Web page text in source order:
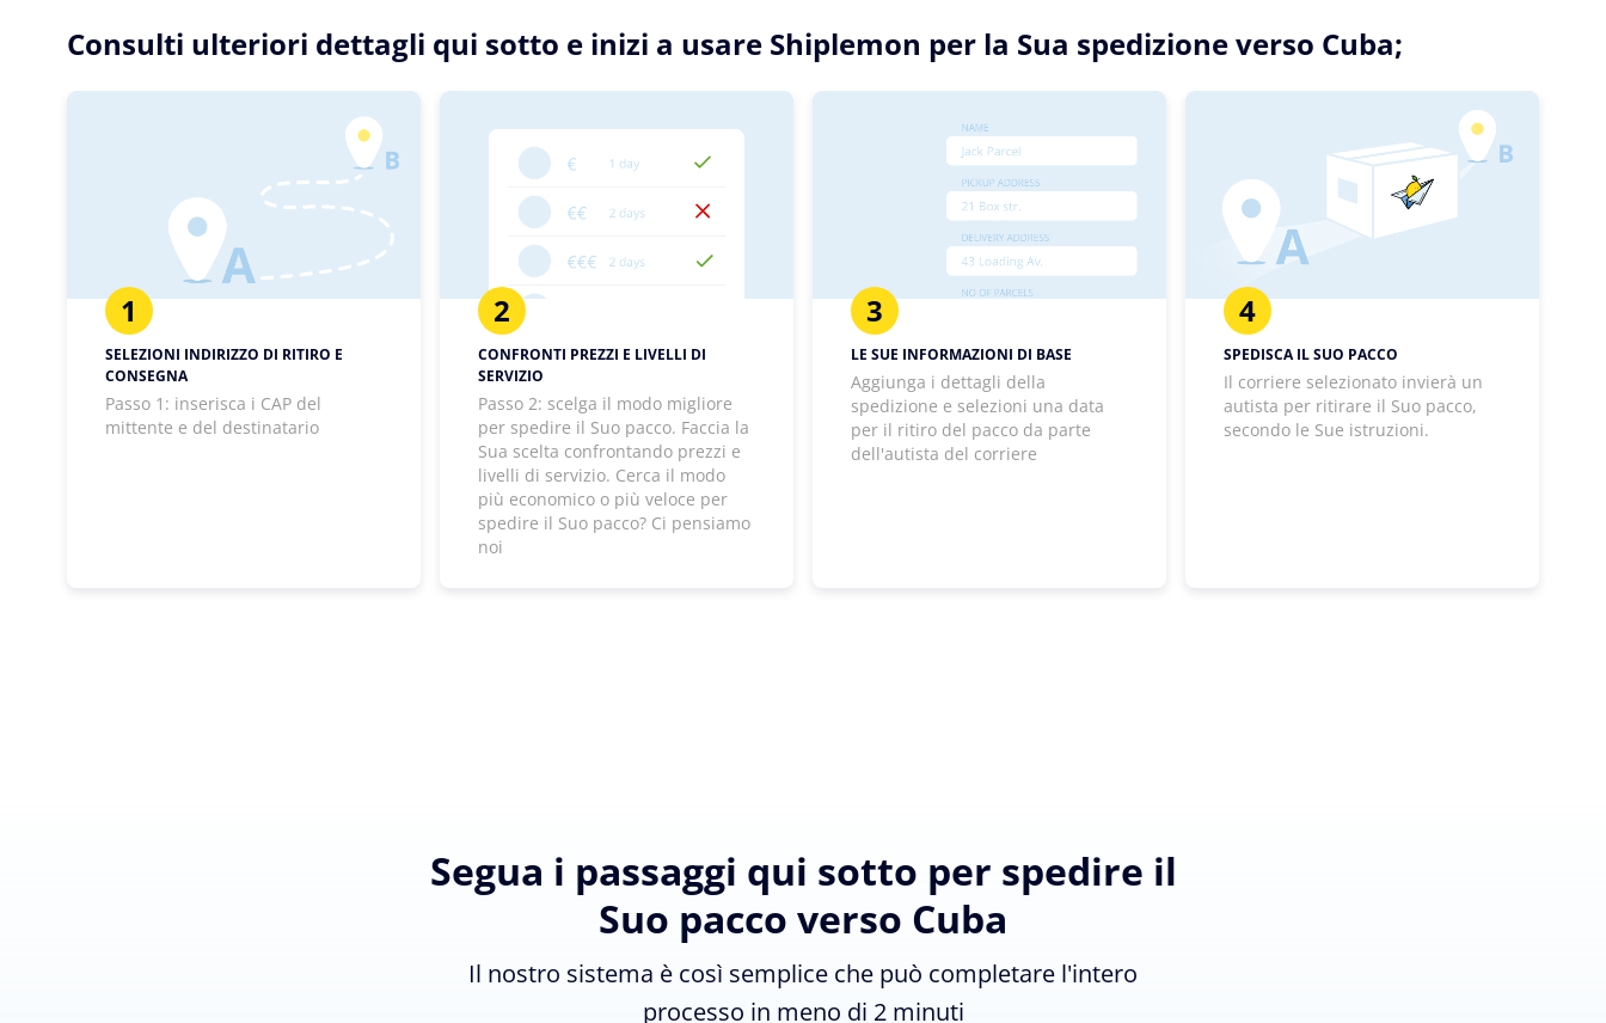
Consulti ulteriori dettagli qui sotto e inizi a usare Shiplemon per la Sua spedizione verso Cuba;
1
SELEZIONI INDIRIZZO DI RITIRO E
CONSEGNA
Passo 1: inserisca i CAP del
mittente e del destinatario
2
CONFRONTI PREZZI E LIVELLI DI
SERVIZIO
Passo 2: scelga il modo migliore
per spedire il Suo pacco. Faccia la
Sua scelta confrontando prezzi e
livelli di servizio. Cerca il modo
più economico o più veloce per
spedire il Suo pacco? Ci pensiamo
noi
3
LE SUE INFORMAZIONI DI BASE
Aggiunga i dettagli della
spedizione e selezioni una data
per il ritiro del pacco da parte
dell'autista del corriere
4
SPEDISCA IL SUO PACCO
Il corriere selezionato invierà un
autista per ritirare il Suo pacco,
secondo le Sue istruzioni.
Segua i passaggi qui sotto per spedire il
Suo pacco verso Cuba
Il nostro sistema è così semplice che può completare l'intero
processo in meno di 2 minuti